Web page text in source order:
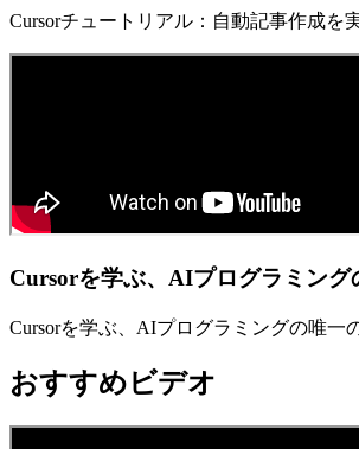
Cursorチュートリアル：自動記事作成を
Cursorを学ぶ、AIプログラミング
Cursorを学ぶ、AIプログラミングの唯一
おすすめビデオ